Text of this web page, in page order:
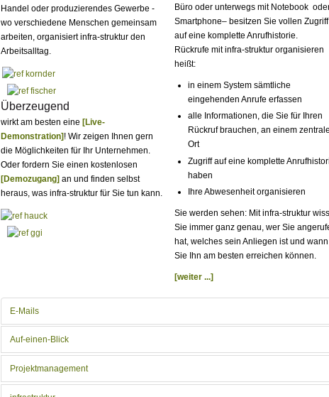
Handel oder produzierendes Gewerbe -
wo verschiedene Menschen gemeinsam
arbeiten, organisiert infra-struktur den
Arbeitsalltag.
Überzeugend
wirkt am besten eine [Live-
Demonstration]! Wir zeigen Ihnen gern
die Möglichkeiten für Ihr Unternehmen.
Oder fordern Sie einen kostenlosen
[Demozugang]an und finden selbst
heraus, was infra-struktur für Sie tun kann.
Büro oder unterwegs mit Notebook
Smartphone– besitzen Sie vollen Zugriff
auf eine komplette Anrufhistorie.
Rückrufe mit infra-struktur organisieren
heißt:
in einem System sämtliche
eingehenden Anrufe erfassen
alle Informationen, die Sie für Ihren
Rückruf brauchen, an einem
Ort
Zugriff auf eine komplette
haben
Ihre Abwesenheit organisieren
Sie werden sehen: Mit infra-struktur
Sie immer ganz genau, wer Sie
hat, welches sein Anliegen ist und wann
Sie Ihn am besten erreichen können.
[weiter ...]
E-Mails
Auf-einen-Blick
Projektmanagement